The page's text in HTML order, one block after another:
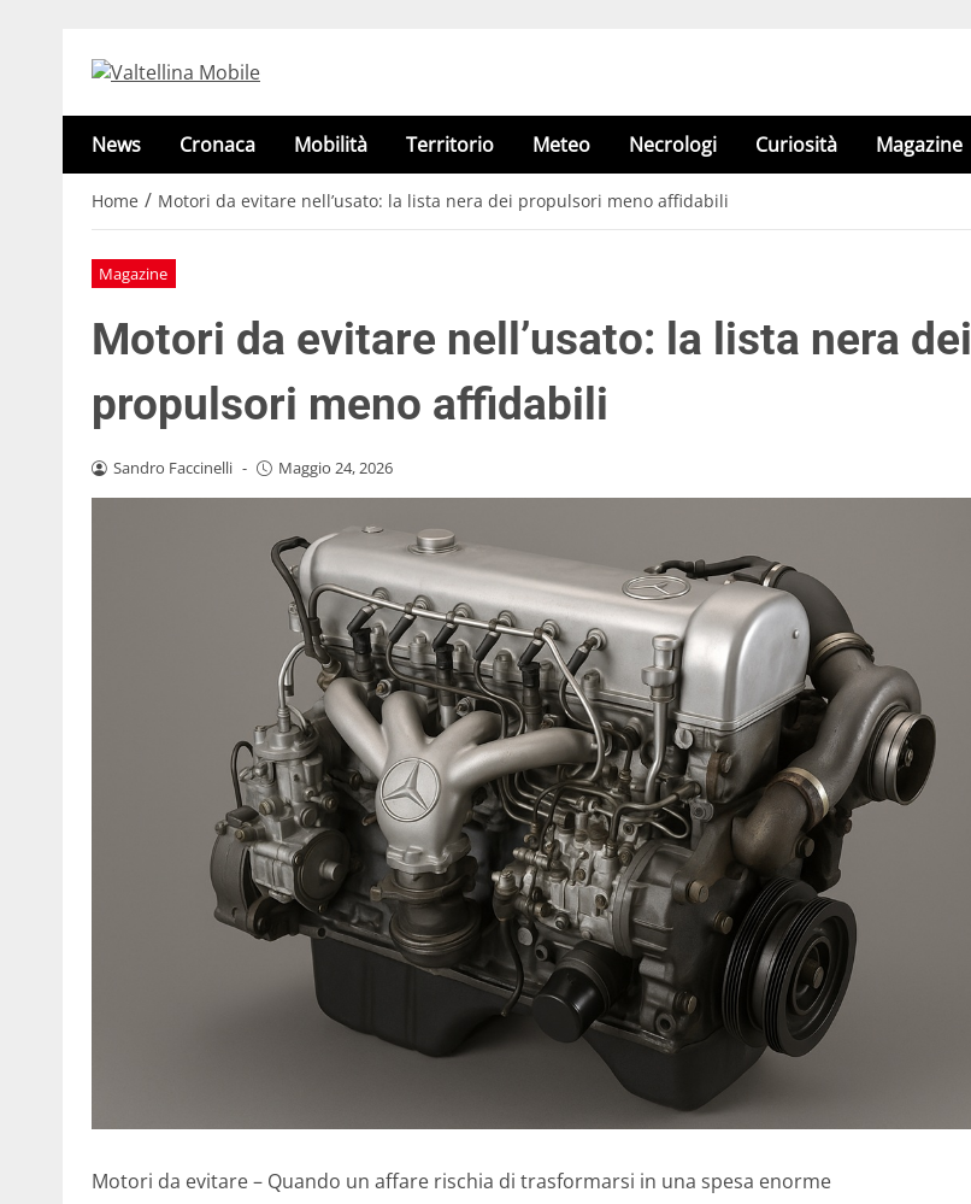
News Cronaca Mobilità Territorio Meteo Necrologi Curiosità Magazine
Home / Motori da evitare nell’usato: la lista nera dei propulsori meno affidabili
Magazine
Motori da evitare nell’usato: la lista nera dei
propulsori meno affidabili
Sandro Faccinelli - Maggio 24, 2026
Motori da evitare – Quando un affare rischia di trasformarsi in una spesa enorme